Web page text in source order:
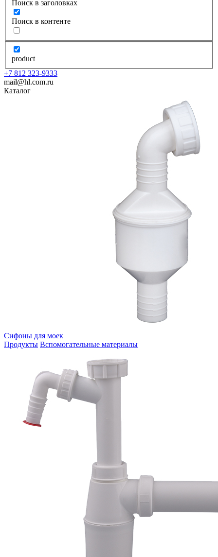
Поиск в заголовках
Поиск в контенте
product
+7 812 323-9333
mail@hl.com.ru
Каталог
Сифоны для моек
Продукты Вспомогательные материалы